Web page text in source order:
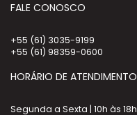
FALE CONOSCO
+55 (61) 3035-9199
+55 (61) 98359-0600
HORÁRIO DE ATENDIMENTO
Segunda a Sexta | 10h às 18h